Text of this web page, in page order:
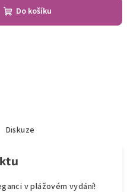
Do košíku
Diskuze
v plážovém vydání!